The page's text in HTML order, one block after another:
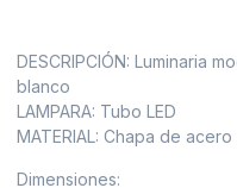
DESCRIPCIÓN: Luminaria
blanco
LAMPARA: Tubo LED
MATERIAL: Chapa de acero
Dimensiones: